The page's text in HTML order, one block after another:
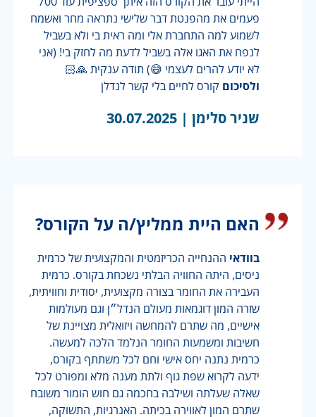
פעמים את מהפנטת דבר שלישי נתראה מחר ואשמח
לשמוע למה התחברת אלי ומה ראית בי ולא בשביל
לנפח את האגו אלה בשביל לדעת מה לחזק בי! (אני
לא יודע להרים לעצמי 😅) תודה ענקית 🙏🏻
ולסיכום קורס לחיים בלי קשר לנדלן
שניר סלימן | 30.07.2025
האם היית ממליץ/ה על הקורס?
בוודאי ההנחייה הכריזמטית והמקצועית של כרמית
ניסים, היתה החוויה הבלתי נשכחת בקורס. כרמית
העבירה את החומר בצורה מקצועית, יסודית וחוויתית,
שזרה המון דוגמאות מעולם הנדל״ן וגם מעולמות
אישיים, מה שתרם להמחשה ויזואלית מצויינת של
חשיבות ומשמעות החומר הנלמד הלכה למעשה.
כרמית נתנה יחס אישי וחם לכל משתתף בקורס,
ידעה לקרוא שפת גוף ולתת מענה מלא ומפורט לכל
שאלה שעלתה ושילבה בחכמה גם חוש הומור משובח
שתרם המון לאווירה בכיתה. האנרגיות, התשוקה,